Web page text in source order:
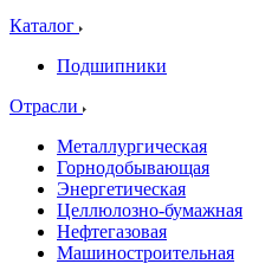
Каталог
Подшипники
Отрасли
Металлургическая
Горнодобывающая
Энергетическая
Целлюлозно-бумажная
Нефтегазовая
Машиностроительная